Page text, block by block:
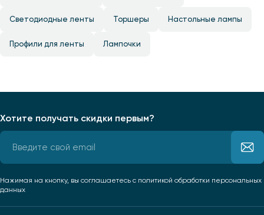
Светодиодные ленты Торшеры Настольные лампы
Профили для ленты Лампочки
Хотите получать скидки первым?
Нажимая на кнопку, вы соглашаетесь с политикой обработки персональных
данных